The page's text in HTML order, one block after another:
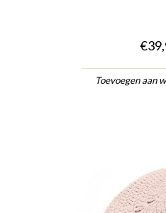
Toevoegen aan